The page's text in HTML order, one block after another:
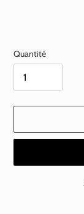
Quantité